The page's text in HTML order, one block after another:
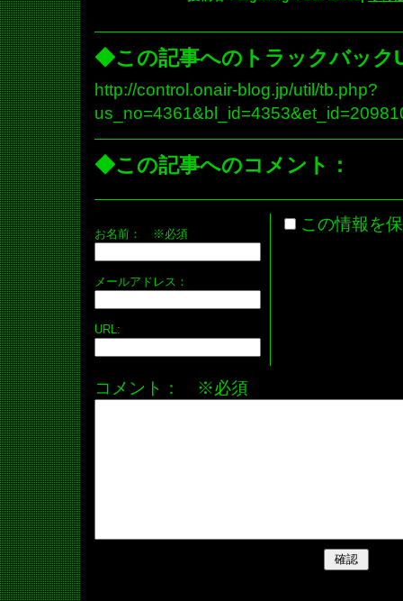
◆この記事へのトラックバック
http://control.onair-blog.jp/util/tb.php?
◆この記事へのコメント：
お名前： ※必須
メールアドレス：
URL:
この情報を
コメント： ※必須